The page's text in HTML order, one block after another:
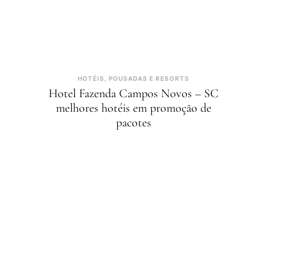
HOTÉIS, POUSADAS E RESORTS
Hotel Fazenda Campos Novos – SC
melhores hotéis em promoção de
pacotes